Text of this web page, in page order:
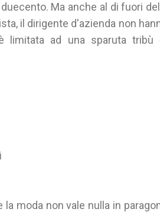
Ma anche al di fuori
il dirigente d'azienda non
limitata ad una sparuta tribù
moda non vale nulla in